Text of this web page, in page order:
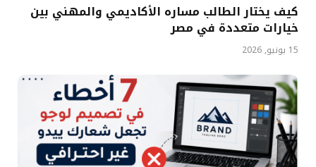
كيف يختار الطالب مساره الأكاديمي والمهني بين
خيارات متعددة في مصر
15 يونيو, 2026